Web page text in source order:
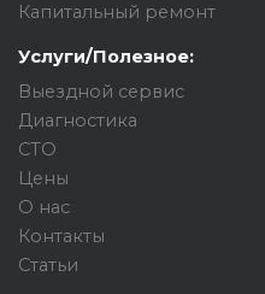
Капитальный ремонт
Услуги/Полезное:
Выездной сервис
Диагностика
СТО
Цены
О нас
Контакты
Статьи